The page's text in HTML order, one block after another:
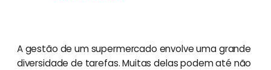
A gestão de um supermercado envolve uma grande
diversidade de tarefas. Muitas delas podem até não